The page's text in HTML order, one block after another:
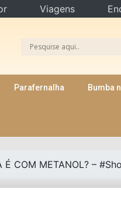
Parafernalha Bumba
É COM METANOL? –
Viagens